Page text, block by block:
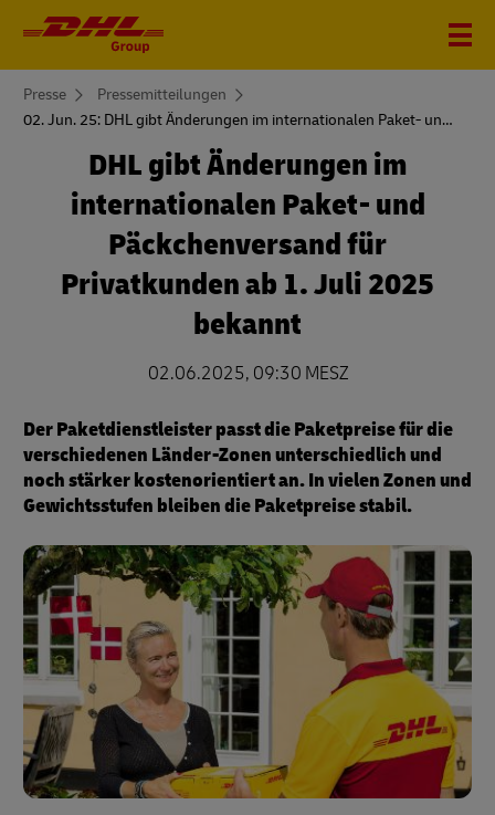
You
here
Presse
Pressemitteilungen
02. Jun. 25: DHL gibt Änderungen im internationalen Paket- und Päckchenversand bekannt
DHL gibt Änderungen im
internationalen Paket- und
Päckchenversand für
Privatkunden ab 1. Juli 2025
bekannt
02.06.2025, 09:30 MESZ
Der Paketdienstleister passt die Paketpreise für die
verschiedenen Länder-Zonen unterschiedlich und
noch stärker kostenorientiert an. In vielen Zonen und
Gewichtsstufen bleiben die Paketpreise stabil.